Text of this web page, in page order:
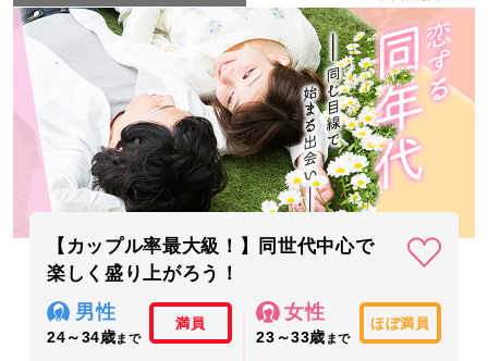
【カップル率最大級！】同世代中心で
楽しく盛り上がろう！
男性
24～34歳まで
満員
女性
23～33歳 まで
ほぼ満員